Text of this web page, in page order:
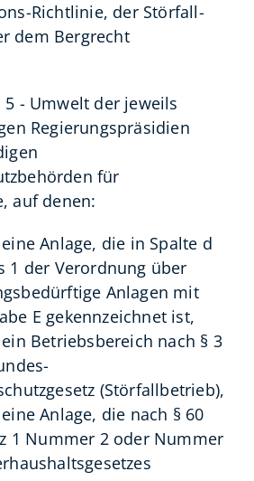
Richtlinie, der Störfall-
dem Bergrecht
- Umwelt der jeweils
Regierungspräsidien
für
auf denen:
Anlage, die in Spalte d
1 der Verordnung über
Anlagen mit
E gekennzeichnet ist,
Betriebsbereich nach § 3
(Störfallbetrieb),
Anlage, die nach § 60
1 Nummer 2 oder Nummer